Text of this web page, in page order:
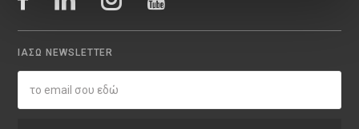
ΙΑΣΩ NEWSLETTER